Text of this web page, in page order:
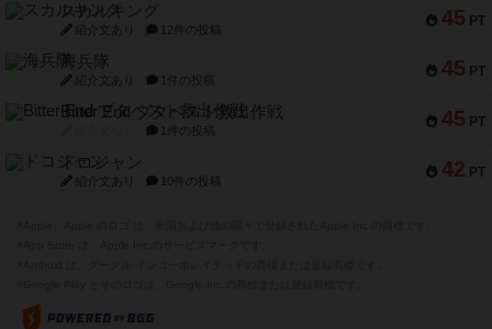
45 PT
スカルキング
紹介文あり 12件の投稿
45 PT
海兵隊
紹介文あり 1件の投稿
45 PT
Bitter End ブタペスト救出作戦
1件の投稿
42 PT
ドコジャン
紹介文あり 10件の投稿